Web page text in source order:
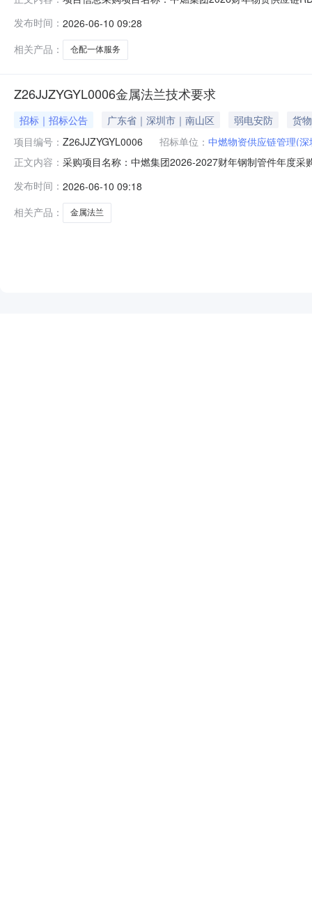
机）：邮箱：联合采购人：资金来源：采购方式：竞价
发布时间： 2026-06-10 09:28
相关产品：
仓配一体服务
Z26JJZYGYL0006金属法兰技术要求
招标｜招标公告 广东省｜深圳市｜南山区 弱电安防
货物
项目编号： Z26JJZYGYL0006 招标单位： 中燃物资供应链管理(
正文内容： 采购项目名称：中燃集团2026-2027财年钢制管件年度
钢管外径为A系列，且应采用锻件制造。
发布时间： 2026-06-10 09:18
相关产品：
金属法兰